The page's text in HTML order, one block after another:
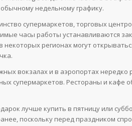
недельному графику.
супермаркетов, торговых
часы работы устанавливаются
регионах могут
вокзалах и в аэропортах нередко
супермаркетов. Рестораны и
лучше купить в пятницу или
поскольку перед праздником